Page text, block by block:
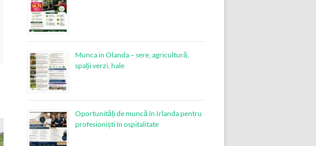
Munca in Olanda – sere, agricultură,
spații verzi, hale
Oportunități de muncă în Irlanda pentru
profesioniști în ospitalitate